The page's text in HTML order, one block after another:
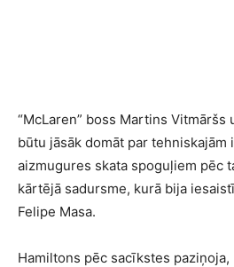
“McLaren” boss Martins Vitmāršs
būtu jāsāk domāt par tehniskajām
aizmugures skata spoguļiem pēc
kārtējā sadursme, kurā bija
Felipe Masa.
Hamiltons pēc sacīkstes